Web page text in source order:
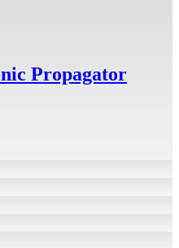
Propagator